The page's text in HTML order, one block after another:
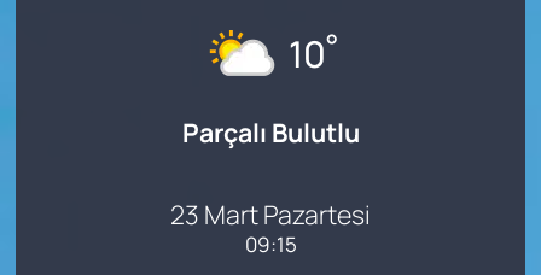
10°
Parçalı Bulutlu
23 Mart Pazartesi
09:15